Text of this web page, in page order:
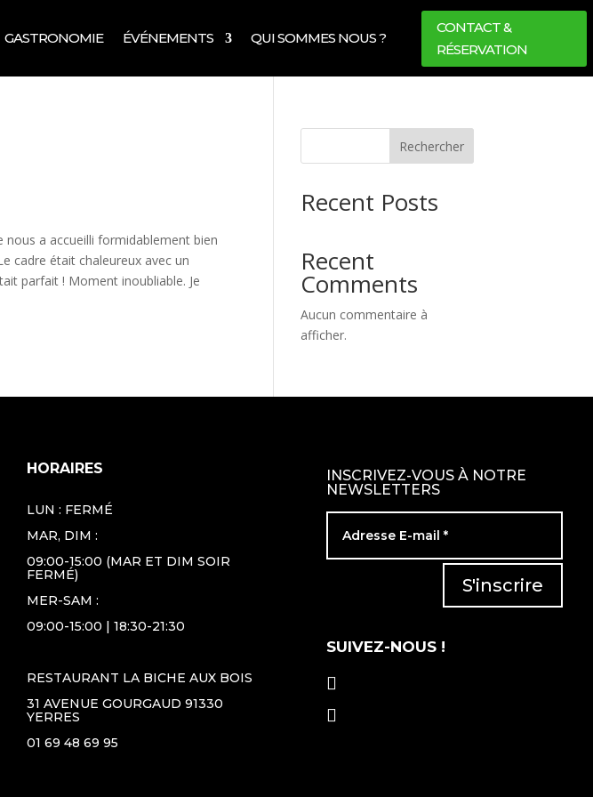
GASTRONOMIE ÉVÉNEMENTS QUI SOMMES NOUS ?
CONTACT &
RÉSERVATION
a accueilli formidablement bien
cadre était chaleureux avec un
parfait ! Moment inoubliable. Je
Rechercher
Recent Posts
Recent
Comments
Aucun commentaire à
afficher.
HORAIRES
LUN : FERMÉ
MAR, DIM :
09:00-15:00 (MAR ET DIM SOIR
FERMÉ)
MER-SAM :
09:00-15:00 | 18:30-21:30
RESTAURANT LA BICHE AUX BOIS
31 AVENUE GOURGAUD 91330
YERRES
01 69 48 69 95
INSCRIVEZ-VOUS À NOTRE
NEWSLETTERS
S'inscrire
SUIVEZ-NOUS !

